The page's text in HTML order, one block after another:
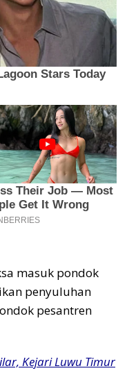
masuk pondok
penyuluhan
pesantren
Kejari Luwu Timur